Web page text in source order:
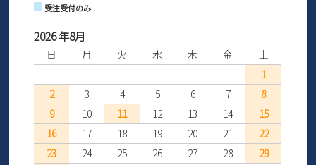
受注受付のみ
2026 年8月
日 月 火 水 木 金
土
1
2
3 4 5 6 7
8
9
10 11 12 13 14
15
16
17 18 19 20 21
22
23
24 25 26 27 28
29